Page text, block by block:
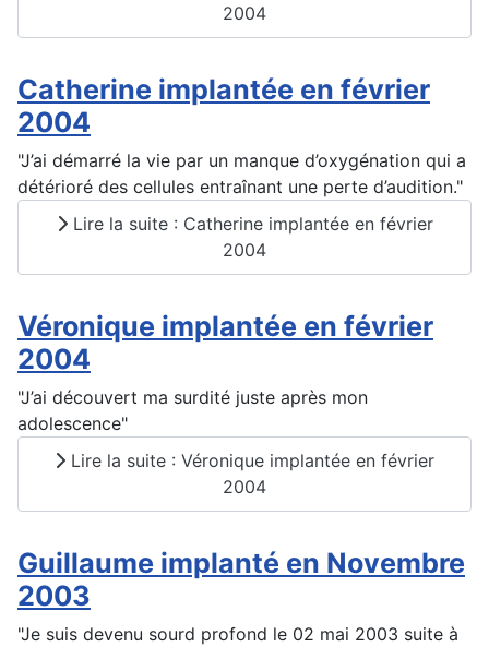
2004
Catherine implantée en février
2004
"J’ai démarré la vie par un manque d’oxygénation qui a
détérioré des cellules entraînant une perte d’audition."
Lire la suite : Catherine implantée en février
2004
Véronique implantée en février
2004
"J’ai découvert ma surdité juste après mon
adolescence"
Lire la suite : Véronique implantée en février
2004
Guillaume implanté en Novembre
2003
"Je suis devenu sourd profond le 02 mai 2003 suite à